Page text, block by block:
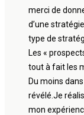
merci de
d’une
type de
Les «
tout à fait les
Du moins
révélé.Je
mon